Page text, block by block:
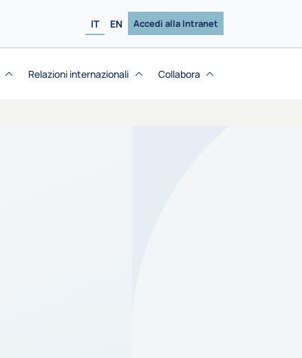
IT EN Accedi alla Intranet
Relazioni internazionali Collabora